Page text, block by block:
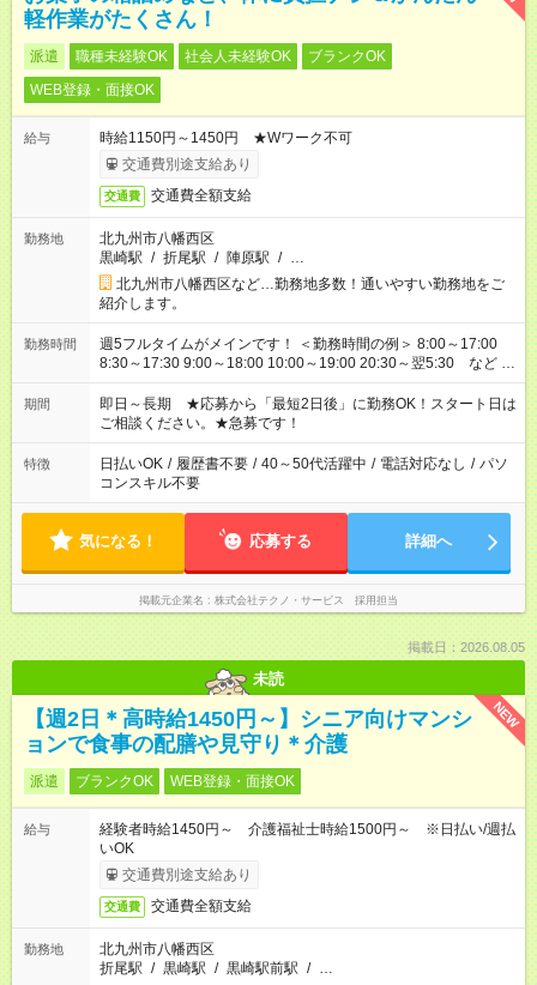
軽作業がたくさん！
派遣 職種未経験OK 社会人未経験OK
ブランクOK
WEB登録・面接OK
給与
時給1150円～1450円 ★Wワーク不可
交通費別途支給あり
交通費 交通費全額支給
勤務地
北九州市八幡西区
黒崎駅 / 折尾駅 / 陣原駅 / …
北九州市八幡西区など…勤務地多数！通いやすい勤務地をご
紹介します。
勤務時間
週5フルタイムがメインです！ ＜勤務時間の例＞ 8:00～17:00
8:30～17:30 9:00～18:00 10:00～19:00 20:30～翌5:30 など ★
その他にも勤務時間多数！ 日勤のみ、残業なし、交替制など
ご希望を教えてください！
期間
即日～長期 ★応募から「最短2日後」に勤務OK！スタート日は
ご相談ください。★急募です！
特徴 日払いOK / 履歴書不要 / 40～50代活躍中 / 電話対応なし / パソ
コンスキル不要
気になる！ 応募する 詳細へ
掲載元企業名 株式会社テクノ・サービス 採用担当
掲載日：2026.08.05
未読
NEW
【週2日＊高時給1450円～】シニア向けマンシ
ョンで食事の配膳や見守り＊介護
派遣 ブランクOK WEB登録・面接OK
給与
経験者時給1450円～ 介護福祉士時給1500円～ ※日払い/週払
いOK
交通費別途支給あり
交通費 交通費全額支給
勤務地
北九州市八幡西区
折尾駅 / 黒崎駅 / 黒崎駅前駅 / …